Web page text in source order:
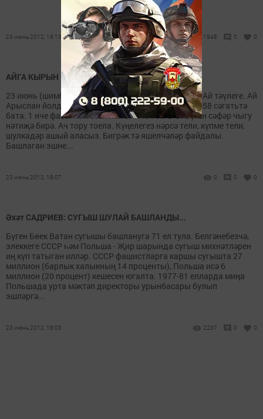
23 июнь 2012, 18:13 1948 0 0
АЙГА КЫРЫН КАРАМА
23 июнь (шимбә). Шәгъбән аеның 4 нче көне. 5 нче Ай тәүлеге. Ай
Арыслан йолдызлыгында, 8.19 сәгатьтә калка, 22.58 сәгатьтә
бата. 1 нче фаза. Көн озынлыгы 17.34 сәгать. Бүген сәфәр чыгу
нәтиҗә бирә. Ач тору тоела. Күңелегез нәрсә тели, күпме тели,
шулкадәр ашый аласыз. Бигрәк тә яшелчәләр файдалы.
Башлаган эшне...
23 июнь 2012, 18:07 0 0 0
Әхәт САДРИЕВ: СУГЫШ ШУЛАЙ БАШЛАНДЫ...
Бүген Бөек Ватан сугышы башлануга 71 ел тула. Белгәнебезчә,
элеккеге СССР һәм Польша - Җир шарында сугыш михнәтләрен
иң күп татыган илләр. СССР фашистларга каршы сугышта 27
миллион (барлык халыкның 14 проценты), Польша исә 6
миллион (20 процент) кешесен югалта. 1977-81 елларда миңа
Польшада урта мәктәп директоры урынбасары булып
эшләргә...
23 июнь 2012, 18:03 2237 0 0